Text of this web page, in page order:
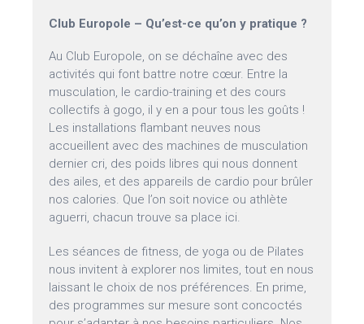
Club Europole – Qu’est-ce qu’on y pratique ?
Au Club Europole, on se déchaîne avec des
activités qui font battre notre cœur. Entre la
musculation, le cardio-training et des cours
collectifs à gogo, il y en a pour tous les goûts !
Les installations flambant neuves nous
accueillent avec des machines de musculation
dernier cri, des poids libres qui nous donnent
des ailes, et des appareils de cardio pour brûler
nos calories. Que l’on soit novice ou athlète
aguerri, chacun trouve sa place ici.
Les séances de fitness, de yoga ou de Pilates
nous invitent à explorer nos limites, tout en nous
laissant le choix de nos préférences. En prime,
des programmes sur mesure sont concoctés